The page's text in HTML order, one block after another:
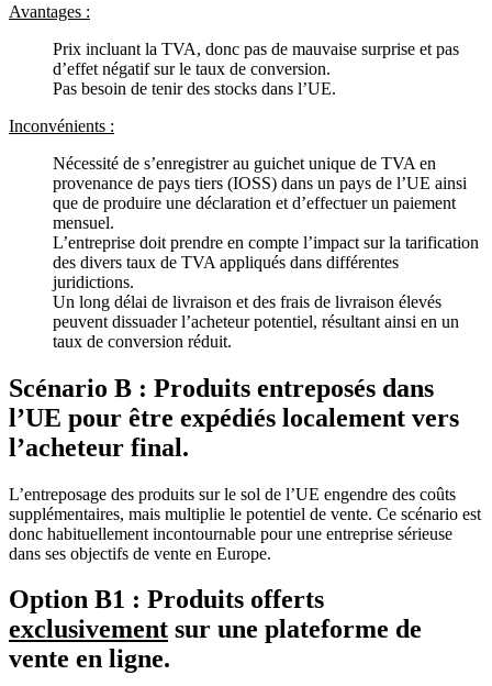
Avantages :
Prix incluant la TVA, donc pas de mauvaise surprise et pas
d’effet négatif sur le taux de conversion.
Pas besoin de tenir des stocks dans l’UE.
Inconvénients :
Nécessité de s’enregistrer au guichet unique de TVA en
provenance de pays tiers (IOSS) dans un pays de l’UE ainsi
que de produire une déclaration et d’effectuer un paiement
mensuel.
L’entreprise doit prendre en compte l’impact sur la tarification
des divers taux de TVA appliqués dans différentes
juridictions.
Un long délai de livraison et des frais de livraison élevés
peuvent dissuader l’acheteur potentiel, résultant ainsi en un
taux de conversion réduit.
Scénario B : Produits entreposés dans
l’UE pour être expédiés localement vers
l’acheteur final.
L’entreposage des produits sur le sol de l’UE engendre des coûts
supplémentaires, mais multiplie le potentiel de vente. Ce scénario est
donc habituellement incontournable pour une entreprise sérieuse
dans ses objectifs de vente en Europe.
Option B1 : Produits offerts
exclusivement sur une plateforme de
vente en ligne.